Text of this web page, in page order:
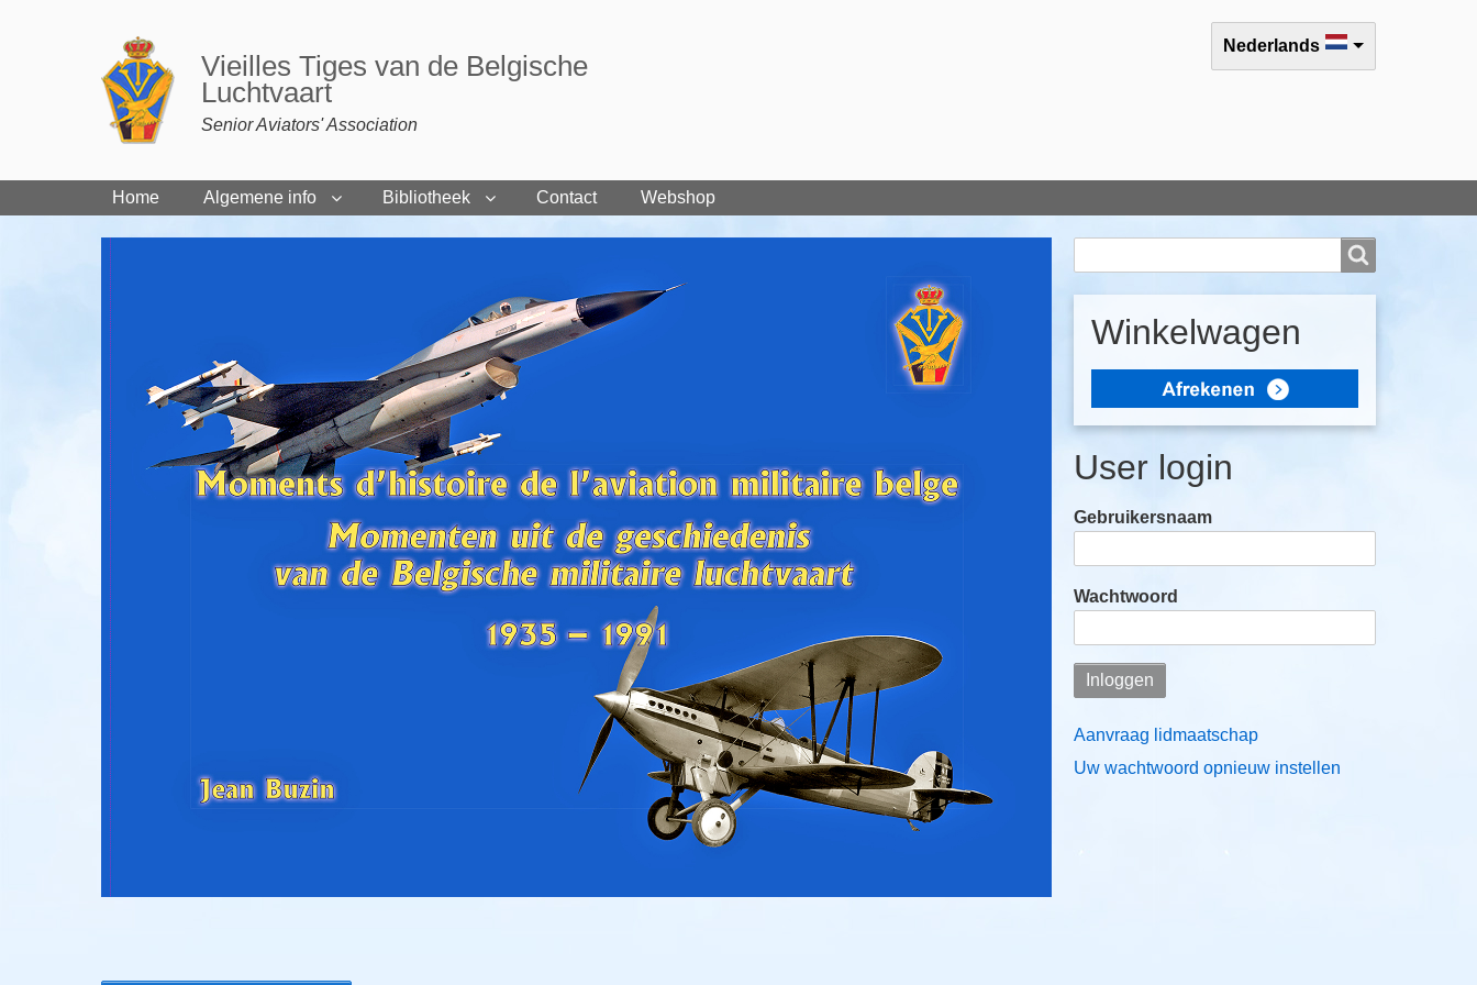
Vieilles Tiges van de Belgische
Luchtvaart
Senior Aviators' Association
Select your language
Nederlands
Home Algemene info Bibliotheek Contact Webshop
Winkelwagen
User login
Gebruikersnaam
Wachtwoord
Aanvraag lidmaatschap
Uw wachtwoord opnieuw instellen